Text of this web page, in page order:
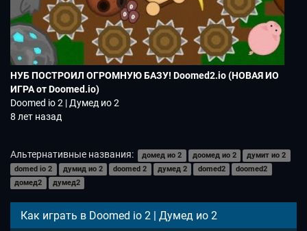
НУБ ПОСТРОИЛ ОГРОМНУЮ БАЗУ! Doomed2.io (НОВАЯ ИО
ИГРА от Doomed.io)
Doomed io 2 | Думед ио 2
8 лет назад
Альтернативные названия: домед ио 2 доомед ио 2
думит ио 2
domed io 2
думид ио 2 doomed 2 думед 2 domed2
doomed2
домед2
думед2
Как играть в Doomed io 2 | Думед ио 2